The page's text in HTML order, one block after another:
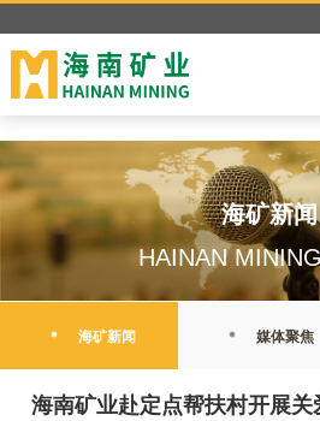
米兰app入口站官网
海矿新闻
HAINAN
海矿新闻 媒体聚焦
海南矿业赴定点帮扶村开展